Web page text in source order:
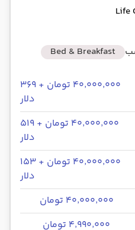
Bed & Breakfast
۴۰٬۰۰۰٬۰۰۰ تومان + ۳۶۹
دلار
۴۰٬۰۰۰٬۰۰۰ تومان + ۵۱۹
دلار
۴۰٬۰۰۰٬۰۰۰ تومان + ۱۵۳
دلار
۴۰٬۰۰۰٬۰۰۰ تومان
۴٬۹۹۰٬۰۰۰ تومان